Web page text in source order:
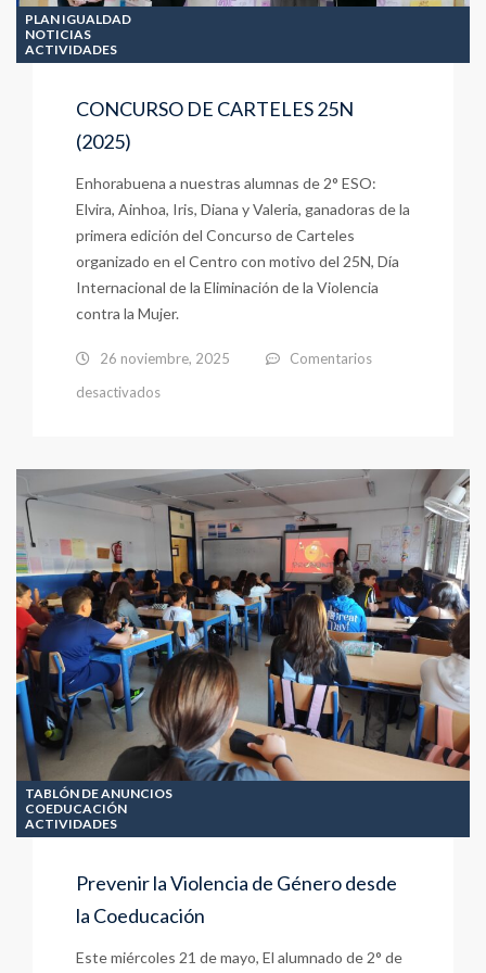
PLAN IGUALDAD
NOTICIAS
ACTIVIDADES
CONCURSO DE CARTELES 25N
(2025)
Enhorabuena a nuestras alumnas de 2° ESO:
Elvira, Ainhoa, Iris, Diana y Valeria, ganadoras de la
primera edición del Concurso de Carteles
organizado en el Centro con motivo del 25N, Día
Internacional de la Eliminación de la Violencia
contra la Mujer.
26 noviembre, 2025
Comentarios
desactivadosen
CARTELES
25N
(2025)
TABLÓN DE ANUNCIOS
COEDUCACIÓN
ACTIVIDADES
Prevenir la Violencia de Género desde
la Coeducación
Este miércoles 21 de mayo, El alumnado de 2° de